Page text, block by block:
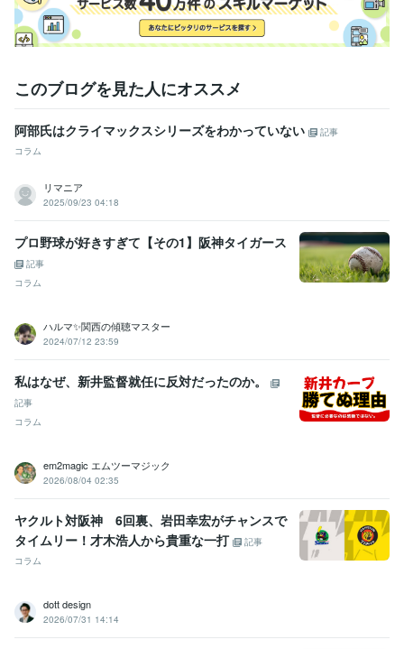
このブログを見た人にオススメ
阿部氏はクライマックスシリーズをわかっていない
記事
コラム
リマニア
2025/09/23 04:18
プロ野球が好きすぎて【その1】阪神タイガース
記事
コラム
ハルマ✨関西の傾聴マスター
2024/07/12 23:59
私はなぜ、新井監督就任に反対だったのか。
記事
コラム
em2magic エムツーマジック
2026/08/04 02:35
ヤクルト対阪神 6回裏、岩田幸宏がチャンスで
タイムリー！才木浩人から貴重な一打
記事
コラム
dott design
2026/07/31 14:14